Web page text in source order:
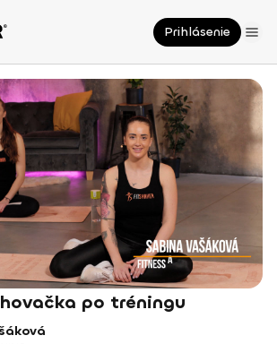
Prihlásenie
po tréningu